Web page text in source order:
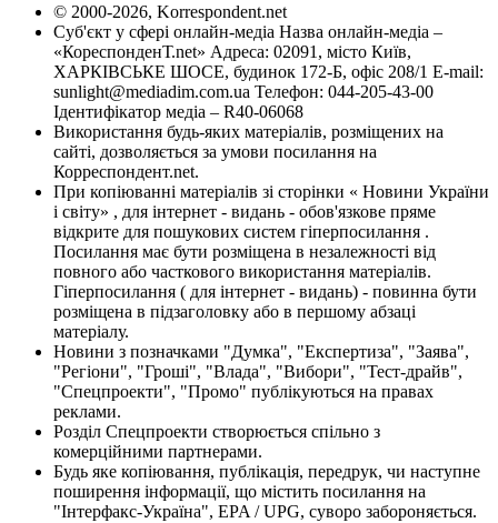
© 2000-2026, Korrespondent.net
Суб'єкт у сфері онлайн-медіа Назва онлайн-медіа –
«КореспонденТ.net» Адреса: 02091, місто Київ,
ХАРКІВСЬКЕ ШОСЕ, будинок 172-Б, офіс 208/1 E-mail:
sunlight@mediadim.com.ua Телефон: 044-205-43-00
Ідентифікатор медіа – R40-06068
Використання будь-яких матеріалів, розміщених на
сайті, дозволяється за умови посилання на
Корреспондент.net.
При копіюванні матеріалів зі сторінки « Новини України
і світу» , для інтернет - видань - обов'язкове пряме
відкрите для пошукових систем гіперпосилання .
Посилання має бути розміщена в незалежності від
повного або часткового використання матеріалів.
Гіперпосилання ( для інтернет - видань) - повинна бути
розміщена в підзаголовку або в першому абзаці
матеріалу.
Новини з позначками "Думка", "Експертиза", "Заява",
"Регіони", "Гроші", "Влада", "Вибори", "Тест-драйв",
"Спецпроекти", "Промо" публікуються на правах
реклами.
Розділ Спецпроекти створюється спільно з
комерційними партнерами.
Будь яке копіювання, публікація, передрук, чи наступне
поширення інформації, що містить посилання на
"Інтерфакс-Україна", EPA / UPG, суворо забороняється.